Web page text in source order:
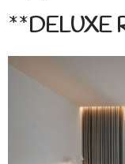
**DELUXE